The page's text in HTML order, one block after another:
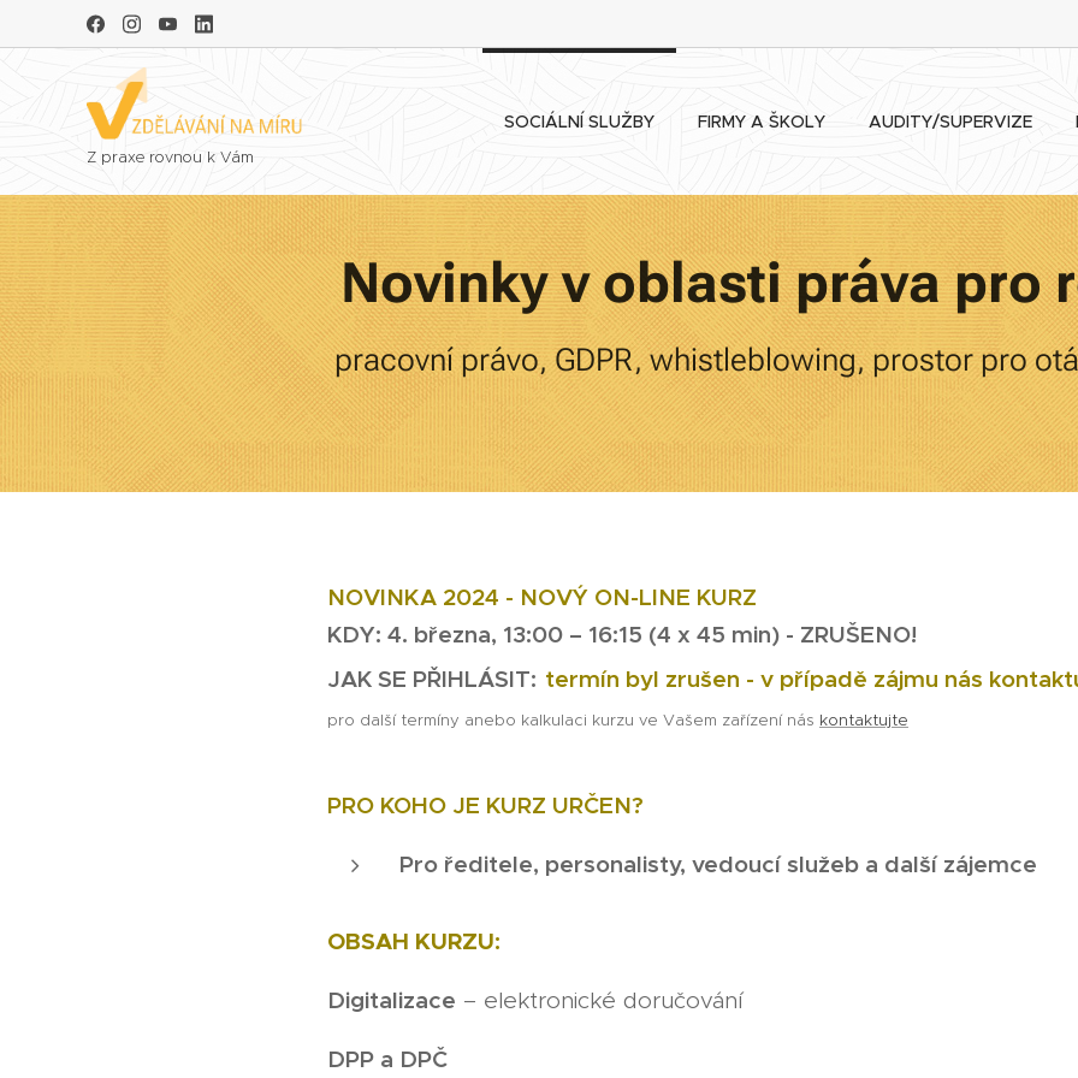
Z praxe rovnou k Vám
SOCIÁLNÍ SLUŽBY FIRMY A ŠKOLY AUDITY/SUPERVIZE
Novinky v oblasti práva pro
pracovní právo, GDPR, whistleblowing, prostor pro
NOVINKA 2024 - NOVÝ ON-LINE KURZ
KDY: 4. března, 13:00 – 16:15 (4 x 45 min) - ZRUŠENO!
JAK SE PŘIHLÁSIT: termín byl zrušen - v případě zájmu nás
pro další termíny anebo kalkulaci kurzu ve Vašem zařízení nás kontaktujte
PRO KOHO JE KURZ URČEN?
Pro ředitele, personalisty, vedoucí služeb a další zájemce
OBSAH KURZU:
Digitalizace – elektronické doručování
DPP a DPČ